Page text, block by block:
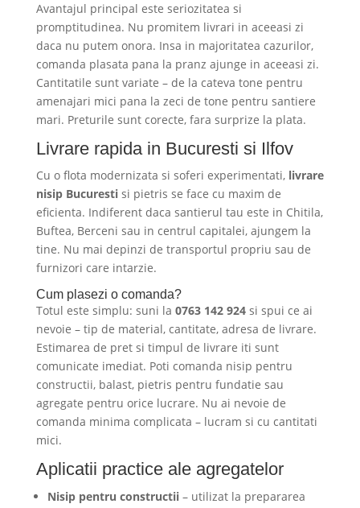
Avantajul principal este seriozitatea si
promptitudinea. Nu promitem livrari in aceeasi zi
daca nu putem onora. Insa in majoritatea cazurilor,
comanda plasata pana la pranz ajunge in aceeasi zi.
Cantitatile sunt variate – de la cateva tone pentru
amenajari mici pana la zeci de tone pentru santiere
mari. Preturile sunt corecte, fara surprize la plata.
Livrare rapida in Bucuresti si Ilfov
Cu o flota modernizata si soferi experimentati, livrare
nisip Bucurestisi pietris se face cu maxim de
eficienta. Indiferent daca santierul tau este in Chitila,
Buftea, Berceni sau in centrul capitalei, ajungem la
tine. Nu mai depinzi de transportul propriu sau de
furnizori care intarzie.
Cum plasezi o comanda?
Totul este simplu: suni la 0763 142 924si spui ce ai
nevoie – tip de material, cantitate, adresa de livrare.
Estimarea de pret si timpul de livrare iti sunt
comunicate imediat. Poti comanda nisip pentru
constructii, balast, pietris pentru fundatie sau
agregate pentru orice lucrare. Nu ai nevoie de
comanda minima complicata – lucram si cu cantitati
mici.
Aplicatii practice ale agregatelor
Nisip pentru constructii– utilizat la prepararea